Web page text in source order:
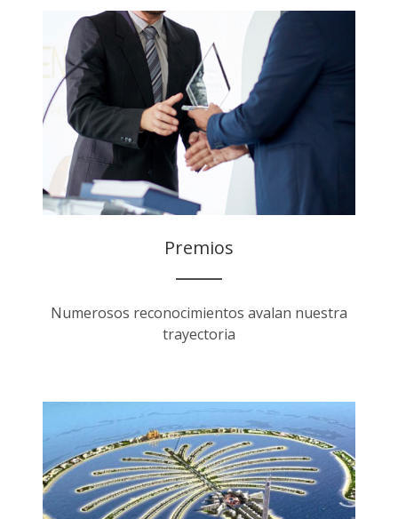
Premios
Numerosos reconocimientos avalan nuestra
trayectoria